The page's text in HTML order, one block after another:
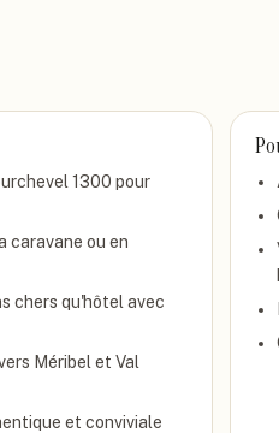
1300 pour
caravane ou en
chers qu'hôtel avec
Méribel et Val
et conviviale